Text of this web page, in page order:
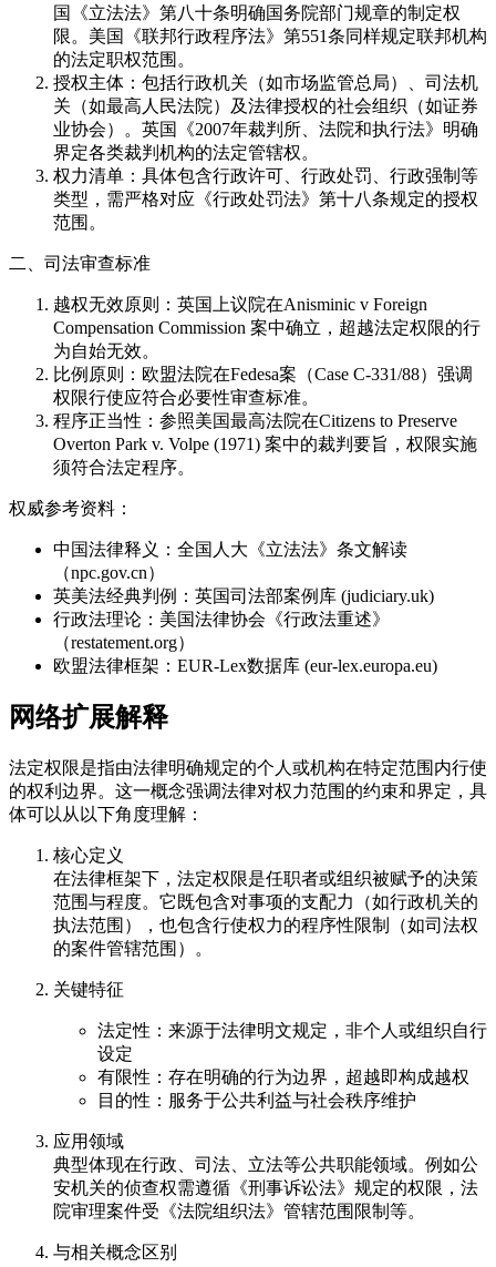
国《立法法》第八十条明确国务院部门规章的制定权
限。美国《联邦行政程序法》第551条同样规定联邦机构
的法定职权范围。
授权主体：包括行政机关（如市场监管总局）、司法机
关（如最高人民法院）及法律授权的社会组织（如证券
业协会）。英国《2007年裁判所、法院和执行法》明确
界定各类裁判机构的法定管辖权。
权力清单：具体包含行政许可、行政处罚、行政强制等
类型，需严格对应《行政处罚法》第十八条规定的授权
范围。
二、司法审查标准
越权无效原则：英国上议院在Anisminic v Foreign
Compensation Commission 案中确立，超越法定权限的行
为自始无效。
比例原则：欧盟法院在Fedesa案（Case C-331/88）强调
权限行使应符合必要性审查标准。
程序正当性：参照美国最高法院在Citizens to Preserve
Overton Park v. Volpe (1971) 案中的裁判要旨，权限实施
须符合法定程序。
权威参考资料：
中国法律释义：全国人大《立法法》条文解读
（npc.gov.cn）
英美法经典判例：英国司法部案例库 (judiciary.uk)
行政法理论：美国法律协会《行政法重述》
（restatement.org）
欧盟法律框架：EUR-Lex数据库 (eur-lex.europa.eu)
网络扩展解释
法定权限是指由法律明确规定的个人或机构在特定范围内行使
的权利边界。这一概念强调法律对权力范围的约束和界定，具
体可以从以下角度理解：
核心定义
在法律框架下，法定权限是任职者或组织被赋予的决策
范围与程度。它既包含对事项的支配力（如行政机关的
执法范围），也包含行使权力的程序性限制（如司法权
的案件管辖范围）。
关键特征
法定性：来源于法律明文规定，非个人或组织自行
设定
有限性：存在明确的行为边界，超越即构成越权
目的性：服务于公共利益与社会秩序维护
应用领域
典型体现在行政、司法、立法等公共职能领域。例如公
安机关的侦查权需遵循《刑事诉讼法》规定的权限，法
院审理案件受《法院组织法》管辖范围限制等。
与相关概念区别